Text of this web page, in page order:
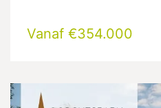
Vanaf €354.000